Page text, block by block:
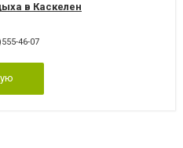
в Каскелен
46-07